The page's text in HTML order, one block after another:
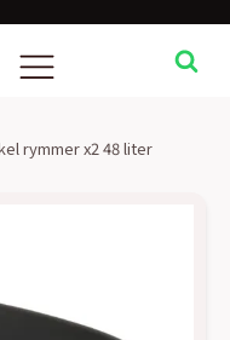
rymmer x2 48 liter